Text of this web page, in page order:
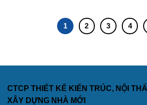
1 2 3 4
CTCP THIẾT KẾ KIẾN TRÚC, NỘI
XÂY DỰNG NHÀ MỚI